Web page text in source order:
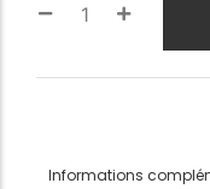
Informations